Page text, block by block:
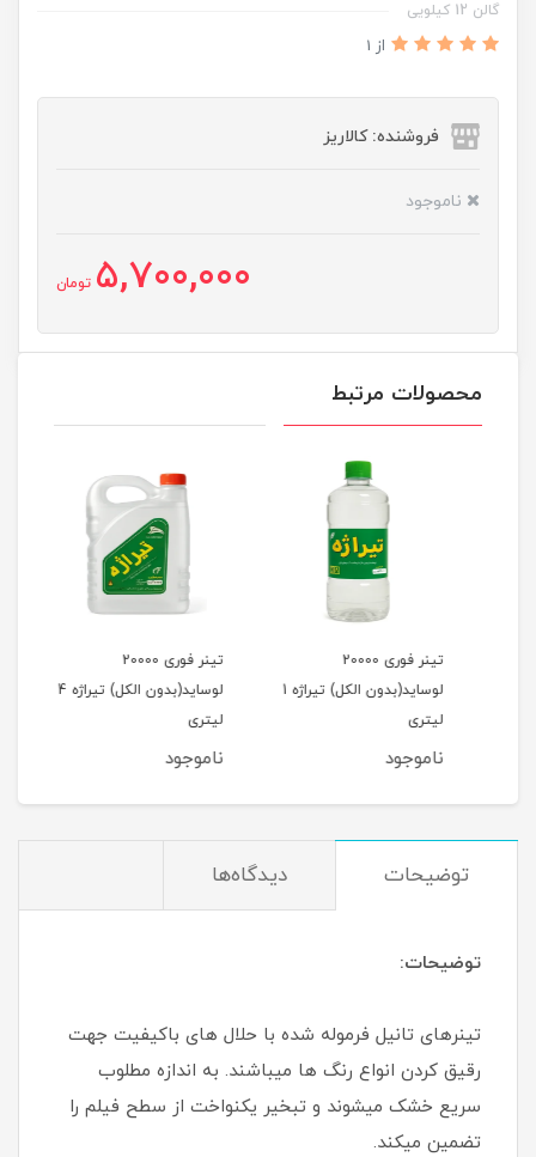
گالن 12 کیلویی
از 1
فروشنده: کالاریز
ناموجود
5,700,000 تومان
محصولات مرتبط
تینر فوری 20000
لوساید(بدون الکل) تیراژه 1
لیتری
ناموجود
تینر فوری 20000
لوساید(بدون الکل) تیراژه 4
لیتری
ناموجود
توضیحات دیدگاه‌ها
توضیحات:
تینرهای تانیل فرموله شده با حلال های باکیفیت جهت
رقیق کردن انواع رنگ ها میباشند. به اندازه مطلوب
سریع خشک میشوند و تبخیر یکنواخت از سطح فیلم را
تضمین میکند.